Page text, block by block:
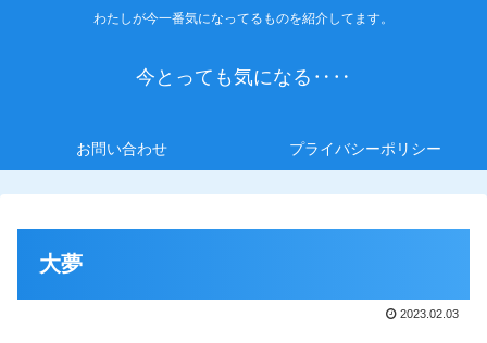
わたしが今一番気になってるものを紹介してます。
今とっても気になる‥‥
お問い合わせ プライバシーポリシー
大夢
2023.02.03